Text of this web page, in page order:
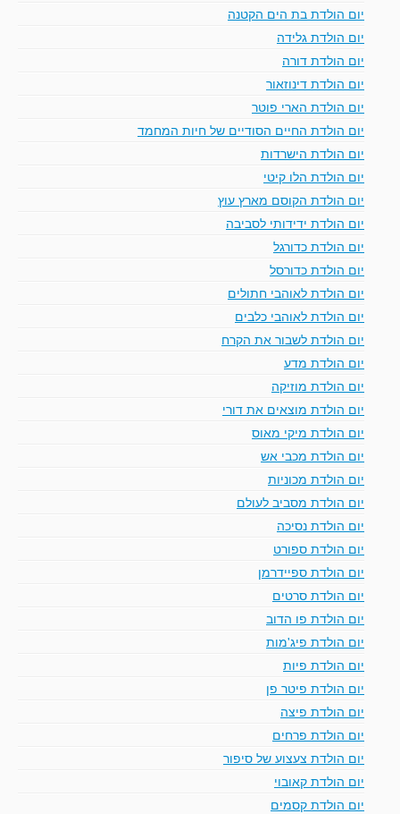
יום הולדת בת הים הקטנה
יום הולדת גלידה
יום הולדת דורה
יום הולדת דינוזאור
יום הולדת הארי פוטר
יום הולדת החיים הסודיים של חיות המחמד
יום הולדת הישרדות
יום הולדת הלו קיטי
יום הולדת הקוסם מארץ עוץ
יום הולדת ידידותי לסביבה
יום הולדת כדורגל
יום הולדת כדורסל
יום הולדת לאוהבי חתולים
יום הולדת לאוהבי כלבים
יום הולדת לשבור את הקרח
יום הולדת מדע
יום הולדת מוזיקה
יום הולדת מוצאים את דורי
יום הולדת מיקי מאוס
יום הולדת מכבי אש
יום הולדת מכוניות
יום הולדת מסביב לעולם
יום הולדת נסיכה
יום הולדת ספורט
יום הולדת ספיידרמן
יום הולדת סרטים
יום הולדת פו הדוב
יום הולדת פיג'מות
יום הולדת פיות
יום הולדת פיטר פן
יום הולדת פיצה
יום הולדת פרחים
יום הולדת צעצוע של סיפור
יום הולדת קאובוי
יום הולדת קסמים